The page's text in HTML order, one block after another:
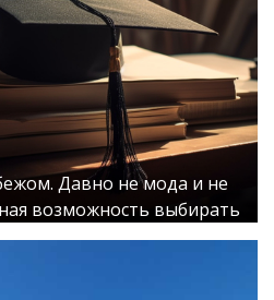
Давно не мода и не
возможность выбирать